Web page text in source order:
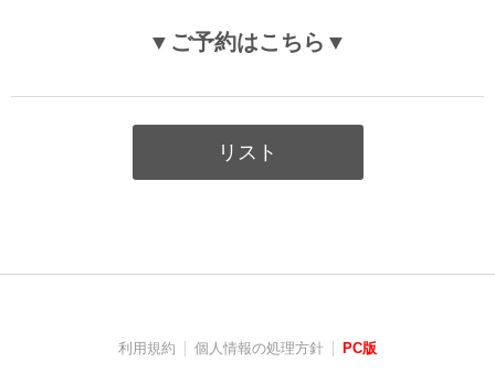
▼ご予約はこちら▼
リスト
利用規約 個人情報の処理方針 PC版